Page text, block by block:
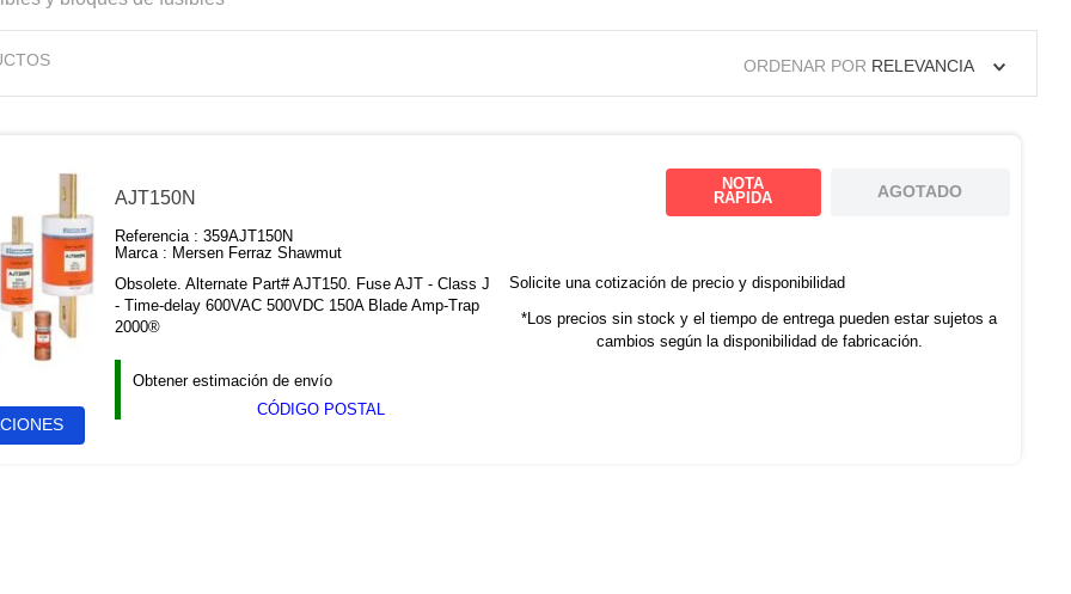
ORDENAR POR RELEVANCIA
AJT150N
Referencia :359AJT150N
Marca : Mersen Ferraz Shawmut
Obsolete. Alternate Part# AJT150. Fuse AJT - Class J
- Time-delay 600VAC 500VDC 150A Blade Amp-Trap
2000®
Obtener estimación de envío
CÓDIGO POSTAL
NOTA
RAPIDA
AGOTADO
Solicite una cotización de precio y disponibilidad
*Los precios sin stock y el tiempo de entrega pueden estar sujetos a
cambios según la disponibilidad de fabricación.